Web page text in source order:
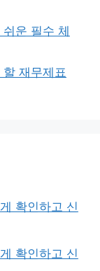
운 필수 체
재무제표
확인하고 신
확인하고 신